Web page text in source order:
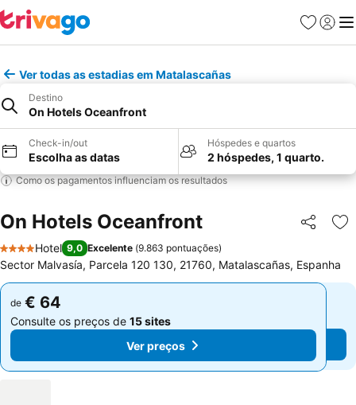
Favoritos
Iniciar
Ver todas as estadias em Matalascañas
Destino
On Hotels Oceanfront
Check-in/out
Escolha as datas
Hóspedes e quartos
2 hóspedes, 1 quarto.
Como os pagamentos influenciam os resultados
On Hotels Oceanfront Partilhar
4 Estrelas
Hotel 9,0 Excelente (9.863 pontuações)
Sector Malvasía, Parcela 120 130, 21760, Matalascañas, Espanha
de € 64
Consulte os preços de 15 sites
Ver preços
de € 64
Consulte os preços de 15 sites
Ver preços